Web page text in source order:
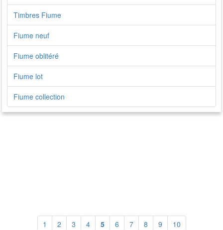
Timbres Fiume
Fiume neuf
Fiume oblitéré
Fiume lot
Fiume collection
1 2 3 4 5 6 7 8 9 10